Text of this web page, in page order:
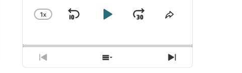
CHANGE
1X
SKIPPLAYJUMP
PREVIOUS
SHOW
NEXT